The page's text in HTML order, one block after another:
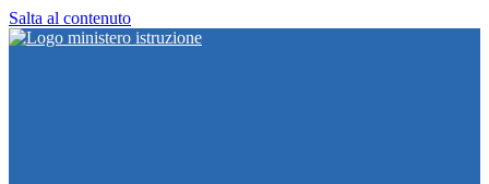
Salta al contenuto